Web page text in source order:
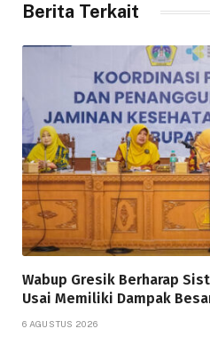
Berita Terkait
Wabup Gresik Berharap
Usai Memiliki Dampak
6 AGUSTUS 2026